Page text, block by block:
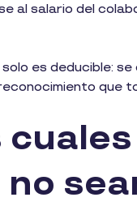
al salario del
es deducible:
que